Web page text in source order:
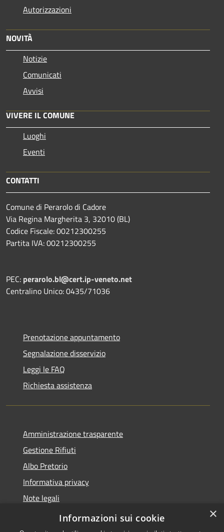
Autorizzazioni
NOVITÀ
Notizie
Comunicati
Avvisi
VIVERE IL COMUNE
Luoghi
Eventi
CONTATTI
Comune di Perarolo di Cadore
Via Regina Margherita 3, 32010 (BL)
Codice Fiscale: 00212300255
Partita IVA: 00212300255
PEC: perarolo.bl@cert.ip-veneto.net
Centralino Unico: 0435/71036
Prenotazione appuntamento
Segnalazione disservizio
Leggi le FAQ
Richiesta assistenza
Amministrazione trasparente
Gestione Rifiuti
Albo Pretorio
Informativa privacy
Note legali
Dichiarazione di accessibilità
×
Informazioni sui cookie